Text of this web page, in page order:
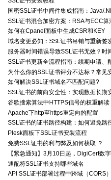
国密SSL证书中间件集成指南：Java/
SSL证书混合加密方案：RSA与ECC
如何在Cpanel面板中生成CSR和KEY
域名变更必知：SSL证书吊销与重新签
服务器时间错误导致SSL证书无效？时
SSL证书更新全流程指南：续期申请、
为什么你的SSL证书评分不达标？常见
如何解决SSL证书域名不匹配问题?
SSL证书的前向安全性：实现数据长期
谷歌搜索算法中HTTPS信号的权重解读
Apache下http至https重定向的配置
SSL证书的证书路径构建：如何避免路
Plesk面板下SSL证书安装流程
免费SSL证书的利与弊及如何获取 ？
【紧急通知】3月10日起，DigiCert数
通配符SSL证书支持哪些域名
API SSL证书部署过程中跨域（CORS